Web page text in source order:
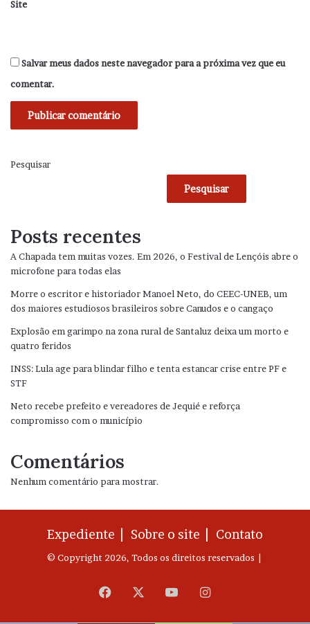
Site
Salvar meus dados neste navegador para a próxima vez que eu
comentar.
Pesquisar
Pesquisar
Posts recentes
A Chapada tem muitas vozes. Em 2026, o Festival de Lençóis abre o
microfone para todas elas
Morre o escritor e historiador Manoel Neto, do CEEC-UNEB, um
dos maiores estudiosos brasileiros sobre Canudos e o cangaço
Explosão em garimpo na zona rural de Santaluz deixa um morto e
quatro feridos
INSS: Lula age para blindar filho e tenta estancar crise entre PF e
STF
Neto recebe prefeito e vereadores de Jequié e reforça
compromisso com o município
Comentários
Nenhum comentário para mostrar.
Expediente | Sobre o site | Contato
© Copyright 2026, Todos os direitos reservados |
Facebook YouTubeInstagram